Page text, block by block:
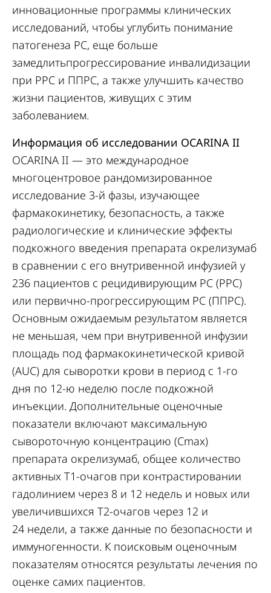
инновационные программы клинических
исследований, чтобы углубить понимание
патогенеза РС, еще больше
замедлитьпрогрессирование инвалидизации
при РРС и ППРС, а также улучшить качество
жизни пациентов, живущих с этим
заболеванием.
Информация об исследовании OCARINA II
OCARINA II — это международное
многоцентровое рандомизированное
исследование 3-й фазы, изучающее
фармакокинетику, безопасность, а также
радиологические и клинические эффекты
подкожного введения препарата окрелизумаб
в сравнении с его внутривенной инфузией у
236 пациентов с рецидивирующим РС (РРС)
или первично-прогрессирующим РС (ППРС).
Основным ожидаемым результатом является
не меньшая, чем при внутривенной инфузии
площадь под фармакокинетической кривой
(AUC) для сыворотки крови в период с 1-го
дня по 12-ю неделю после подкожной
инъекции. Дополнительные оценочные
показатели включают максимальную
сывороточную концентрацию (Cmax)
препарата окрелизумаб, общее количество
активных T1-очагов при контрастировании
гадолинием через 8 и 12 недель и новых или
увеличившихся T2-очагов через 12 и
24 недели, а также данные по безопасности и
иммуногенности. К поисковым оценочным
показателям относятся результаты лечения по
оценке самих пациентов.